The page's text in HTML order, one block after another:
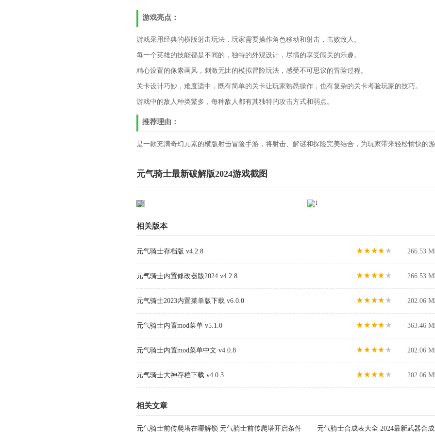
游戏亮点：
游戏采用经典的横版射击玩法，玩家需要操作角色移动和射击，击败敌人。
每一个英雄的技能都是不同的，独特的外观设计，尽情的享受闯关的乐趣。
精心设置的像素画风，刺激无比的模拟冒险玩法，感受不可思议的冒险过程。
关卡设计巧妙，难度适中，既有简单的关卡让玩家熟悉操作，也有复杂的关卡考验玩家的技巧。
游戏中的敌人种类繁多，每种敌人都有其独特的攻击方式和弱点。
推荐理由：
是一款充满奇幻元素的横版射击冒险手游，将射击、解谜和探险完美结合，为玩家带来轻松愉快的游
元气骑士最新破解版2024游戏截图
相关版本
元气骑士存档版 v4.2.8 266.53
元气骑士内置修改器版2024 v4.2.8 266.53
元气骑士2023内置菜单版下载 v6.0.0 202.06
元气骑士内置mod菜单 v5.1.0 363.46
元气骑士内置mod菜单中文 v4.0.8 202.06
元气骑士大神存档下载 v4.0.3 202.06
相关文章
元气骑士前传爬塔在哪解锁 元气骑士前传爬塔开启条件 元气骑士合成表大全 2024最新武器合